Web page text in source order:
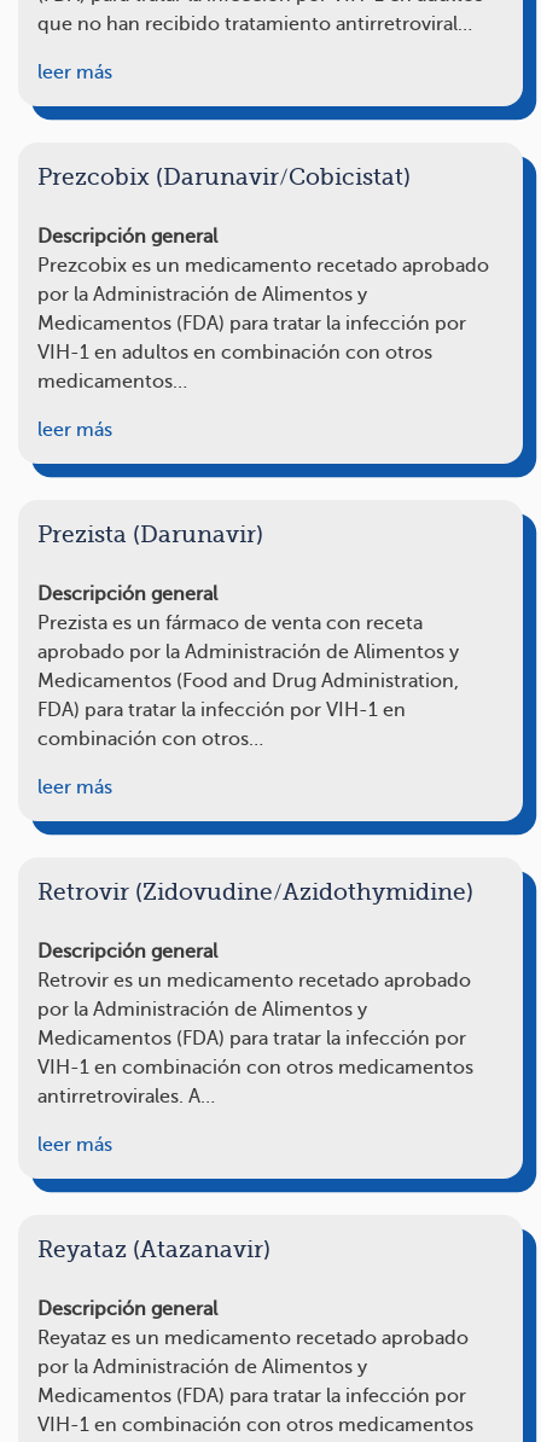
que no han recibido tratamiento antirretroviral…
leer más
Prezcobix (Darunavir/Cobicistat)
Descripción general
Prezcobix es un medicamento recetado aprobado
por la Administración de Alimentos y
Medicamentos (FDA) para tratar la infección por
VIH-1 en adultos en combinación con otros
medicamentos…
leer más
Prezista (Darunavir)
Descripción general
Prezista es un fármaco de venta con receta
aprobado por la Administración de Alimentos y
Medicamentos (Food and Drug Administration,
FDA) para tratar la infección por VIH-1 en
combinación con otros…
leer más
Retrovir (Zidovudine/Azidothymidine)
Descripción general
Retrovir es un medicamento recetado aprobado
por la Administración de Alimentos y
Medicamentos (FDA) para tratar la infección por
VIH-1 en combinación con otros medicamentos
antirretrovirales. A…
leer más
Reyataz (Atazanavir)
Descripción general
Reyataz es un medicamento recetado aprobado
por la Administración de Alimentos y
Medicamentos (FDA) para tratar la infección por
VIH-1 en combinación con otros medicamentos